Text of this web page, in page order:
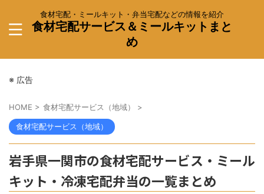
食材宅配・ミールキット・弁当宅配などの情報を紹介
食材宅配サービス＆ミールキットまと
め
※ 広告
HOME > 食材宅配サービス（地域） >
食材宅配サービス（地域）
岩手県一関市の食材宅配サービス・ミール
キット・冷凍宅配弁当の一覧まとめ